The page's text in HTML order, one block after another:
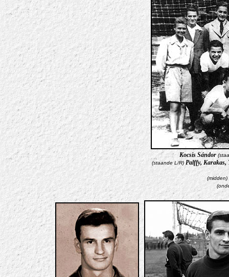
Kocsis Sándor
(staande L/R) Palffy, Karakas,
(midden)